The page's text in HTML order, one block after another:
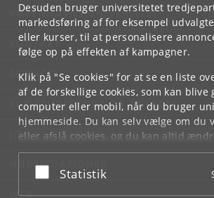
Desuden bruger universitetet
markedsføring af for eksempel
eller kurser, til at personalisere
følge op på effekten af kampagner.
Klik på "Se cookies" for at se en liste
af de forskellige cookies, som kan blive
computer eller mobil, når du bruger
hjemmeside. Du kan selv vælge om du
eller afslå cookies, og du kan altid
underCookie- og privatlivspolitiksom
bunden af hver side.
Acceptér eller afslå
Statistik
KØBENHAVNS UNIVERSITET
KONTAKT
SERVICES
FOR STUDERENDE OG ANSATTE
JOB OG KARRIERE
NØDSITUATIONER
WEB